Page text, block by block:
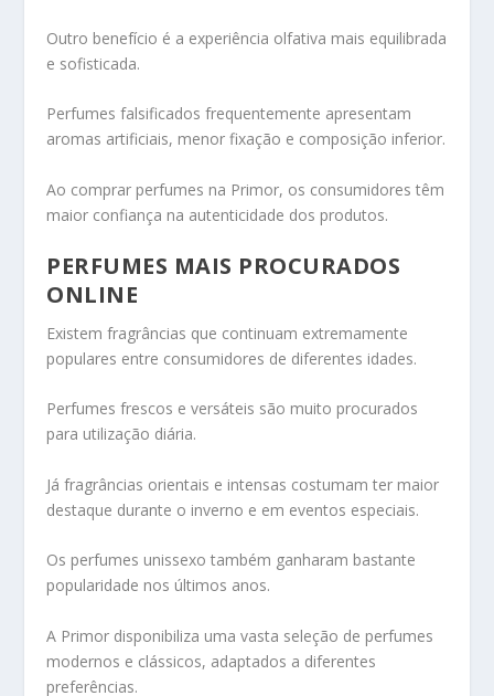
Outro benefício é a experiência olfativa mais equilibrada
e sofisticada.
Perfumes falsificados frequentemente apresentam
aromas artificiais, menor fixação e composição inferior.
Ao comprar perfumes na Primor, os consumidores têm
maior confiança na autenticidade dos produtos.
PERFUMES MAIS PROCURADOS
ONLINE
Existem fragrâncias que continuam extremamente
populares entre consumidores de diferentes idades.
Perfumes frescos e versáteis são muito procurados
para utilização diária.
Já fragrâncias orientais e intensas costumam ter maior
destaque durante o inverno e em eventos especiais.
Os perfumes unissexo também ganharam bastante
popularidade nos últimos anos.
A Primor disponibiliza uma vasta seleção de perfumes
modernos e clássicos, adaptados a diferentes
preferências.